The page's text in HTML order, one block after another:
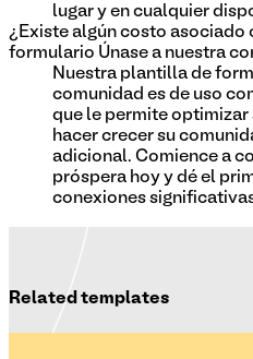
lugar y en cualquier
¿Existe algún costo asociado
formulario Únase a nuestra
Nuestra plantilla de
comunidad es de uso
que le permite optimizar
hacer crecer su
adicional. Comience a
próspera hoy y dé el
conexiones
Related templates